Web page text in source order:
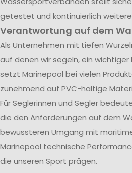
getestet und kontinuierlich
Verantwortung auf dem
Als Unternehmen mit tiefen
auf denen wir segeln, ein
setzt Marinepool bei vielen
zunehmend auf PVC-haltige
Für Seglerinnen und Segler
die den Anforderungen auf dem
bewussteren Umgang mit
Marinepool technische
die unseren Sport prägen.